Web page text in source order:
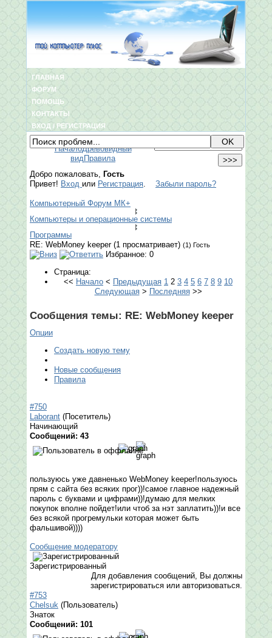
ГЛАВНАЯ
ФОРУМ
ПОМОЩЬ
КОНТАКТЫ
ВХОД / РЕГИСТРАЦИЯ
НачалоДревовидный
видПравила
Добро пожаловать, Гость
Привет! Вход или Регистрация. Забыли пароль?
Компьютерный Форум МК+
Компьютеры и операционные системы
Программы
RE: WebMoney keeper (1 просматривает) (1) Гость
Избранное: 0
Страница:
<< Начало < Предыдущая 1 2 3 4 5 6 7 8 9 10
Следующая> Последняя>>
Сообщения темы: RE: WebMoney keeper
Опции
Создать новую тему
Новые сообщения
Правила
#750
Laborant (Посетитель)
Начинающий
Сообщений: 43
пользуюсь уже давненько WebMoney keeper!пользуюсь
прям с сайта без всяких прог))!самое главное надежный
пароль с буквами и цифрами))!думаю для мелких
покупок вполне пойдет!или чтоб за нэт заплатить))!и все
без всякой прогремульки которая может быть
фальшивой))))
Сообщение модератору
Зарегистрированный
Для добавления сообщений, Вы должны
зарегистрироваться или авторизоваться.
#753
Chelsuk (Пользователь)
Знаток
Сообщений: 101